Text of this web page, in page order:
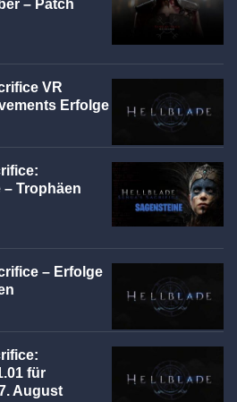
– Patch
VR
Erfolge
Trophäen
– Erfolge
für
August